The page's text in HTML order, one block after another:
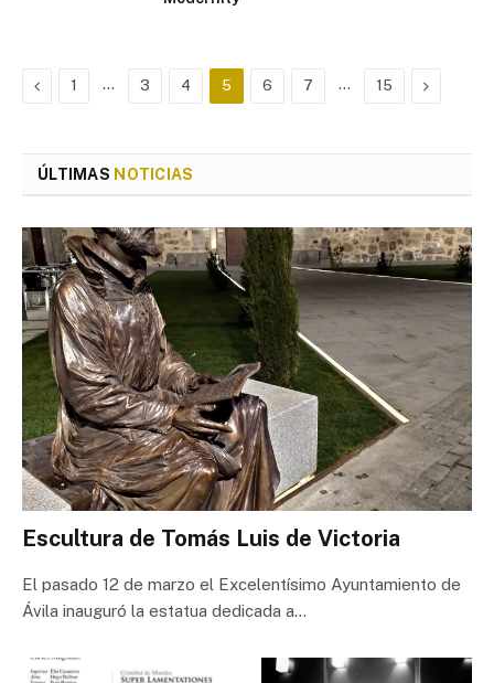
Previous
1 … 3 4 5 6 7 … 15 Next
ÚLTIMAS NOTICIAS
Escultura de Tomás Luis de Victoria
El pasado 12 de marzo el Excelentísimo Ayuntamiento de
Ávila inauguró la estatua dedicada a…